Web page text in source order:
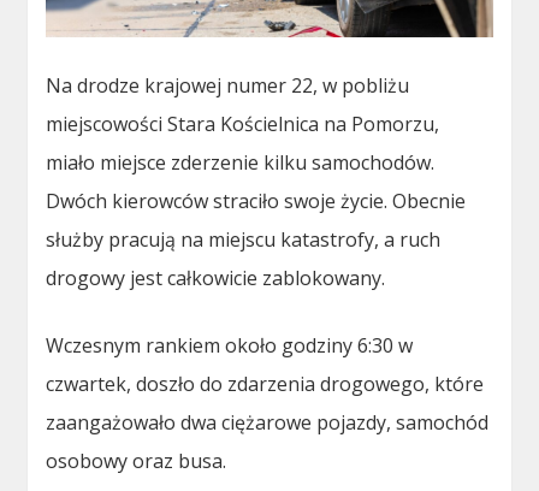
Na drodze krajowej numer 22, w pobliżu
miejscowości Stara Kościelnica na Pomorzu,
miało miejsce zderzenie kilku samochodów.
Dwóch kierowców straciło swoje życie. Obecnie
służby pracują na miejscu katastrofy, a ruch
drogowy jest całkowicie zablokowany.
Wczesnym rankiem około godziny 6:30 w
czwartek, doszło do zdarzenia drogowego, które
zaangażowało dwa ciężarowe pojazdy, samochód
osobowy oraz busa.